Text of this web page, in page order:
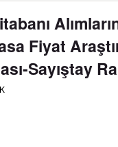
Fiyat
Sayıştay